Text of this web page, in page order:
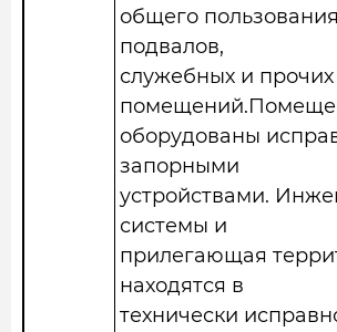
общего
подвалов,
служебных и прочих
оборудованы
запорными
устройствами.
системы и
прилегающая
находятся в
технически